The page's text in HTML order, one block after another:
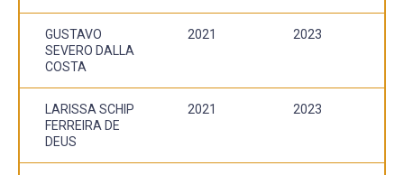
GUSTAVO
SEVERO DALLA
COSTA
2021 2023
LARISSA SCHIP
FERREIRA DE
DEUS
2021 2023